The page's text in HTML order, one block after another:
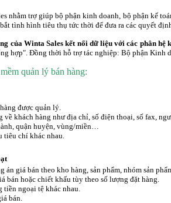
nhằm trợ giúp bộ phận kinh doanh, bộ phận kế
tình hình tiêu thụ tức thời để đưa ra các quyết
của Winta Sales kết nối dữ liệu với các phân hệ
hợp". Đồng thời hỗ trợ tác nghiệp: Bộ phận Kinh
quản lý bán hàng:
được quản lý.
khách hàng như địa chỉ, số điện thoại, số fax,
quận huyện, vùng/miền…
tiêu chí khác nhau.
giá bán theo kho hàng, sản phẩm, nhóm sản
bán hoặc chiết khấu tùy theo số lượng đặt hàng.
ngoại tệ khác nhau.
bán.